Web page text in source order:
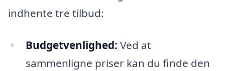
indhente tre tilbud:
Budgetvenlighed: Ved at
sammenligne priser kan du finde den